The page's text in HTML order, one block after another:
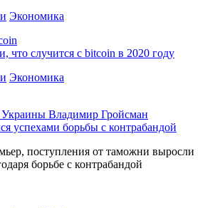
Экономика
что случится с bitcoin в 2020 году
Экономика
успехами борьбы с контрабандой
поступления от таможни выросли
борьбе с контрабандой